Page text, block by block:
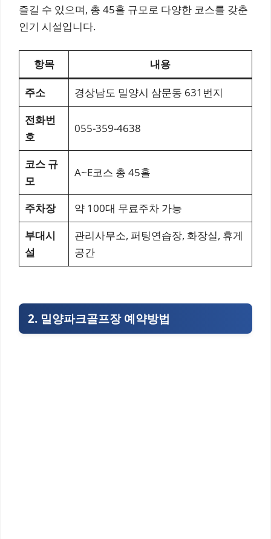
즐길 수 있으며, 총 45홀 규모로 다양한 코스를 갖춘
인기 시설입니다.
항목 내용
주소
경상남도 밀양시 삼문동 631번지
전화번
호
055-359-4638
코스 규
모
A~E코스 총 45홀
주차장
약 100대 무료주차 가능
부대시
설
관리사무소, 퍼팅연습장, 화장실, 휴게
공간
2. 밀양파크골프장 예약방법